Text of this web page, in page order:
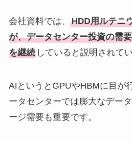
会社資料では、 HDD用ルテニ
が、データセンター投資の需
を継続していると説明されてい
AIというとGPUやHBMに目が
ータセンターでは膨大なデー
ージ需要も重要です。